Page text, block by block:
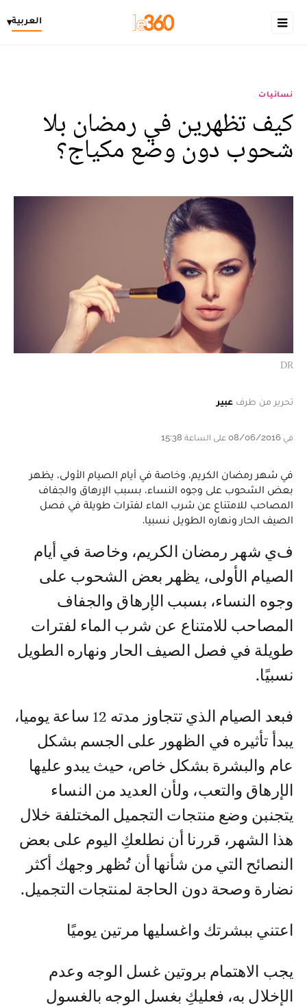
العربية▾
نسائيات
كيف تظهرين في رمضان بلا
شحوب دون وضع مكياج؟
DR
تحرير من طرف عبير
في 08/06/2016 على الساعة 15:38
في شهر رمضان الكريم، وخاصة في أيام الصيام الأولى، يظهر
بعض الشحوب على وجوه النساء، بسبب الإرهاق والجفاف
المصاحب للامتناع عن شرب الماء لفترات طويلة في فصل
الصيف الحار ونهاره الطويل نسبيا.
في شهر رمضان الكريم، وخاصة في أيام
الصيام الأولى، يظهر بعض الشحوب على
وجوه النساء، بسبب الإرهاق والجفاف
المصاحب للامتناع عن شرب الماء لفترات
طويلة في فصل الصيف الحار ونهاره الطويل
نسبيًا.
فبعد الصيام الذي تتجاوز مدته 12 ساعة يوميا،
يبدأ تأثيره في الظهور على الجسم بشكل
عام والبشرة بشكل خاص، حيث يبدو عليها
الإرهاق والتعب، ولأن العديد من النساء
يتجنبن وضع منتجات التجميل المختلفة خلال
هذا الشهر، قررنا أن نطلعكِ اليوم على بعض
النصائح التي من شأنها أن تُظهر وجهك أكثر
نضارة وصحة دون الحاجة لمنتجات التجميل.
اعتني ببشرتك واغسليها مرتين يوميًا
يجب الاهتمام بروتين غسل الوجه وعدم
الإخلال به، فعليكِ بغسل الوجه بالغسول